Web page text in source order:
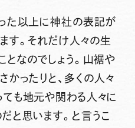
た以上に神社の表記が
す。それだけ人々の生
となのでしょう。山裾や
かったりと、多くの人々
も地元や関わる人々に
と思います。と言うこ